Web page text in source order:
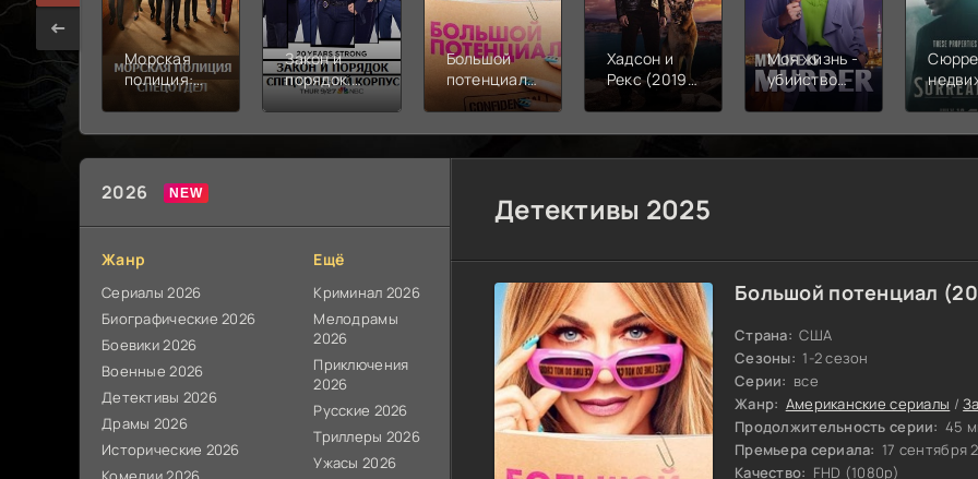
Морская
полиция:
Спецотдел
2026)
Закон и
порядок.
Специальный
(1999-
2026)
Большой
потенциал
(2025-
Хадсон и
Рекс (2019-
Моя жизнь -
убийство
(2025)
(2025)
2026
Жанр
Сериалы 2026
Биографические 2026
Боевики 2026
Военные 2026
Детективы 2026
Драмы 2026
Исторические 2026
Ещё
Криминал 2026
Мелодрамы
2026
Приключения
2026
Русские 2026
Триллеры 2026
Ужасы 2026
Детективы 2025
Большой потенциал
Страна: США
Сезоны: 1-2 сезон
Серии: все
Жанр: Американские сериалы /
Продолжительность серии: 45
Премьера сериала: 17 сентября
Качество: FHD (1080p)